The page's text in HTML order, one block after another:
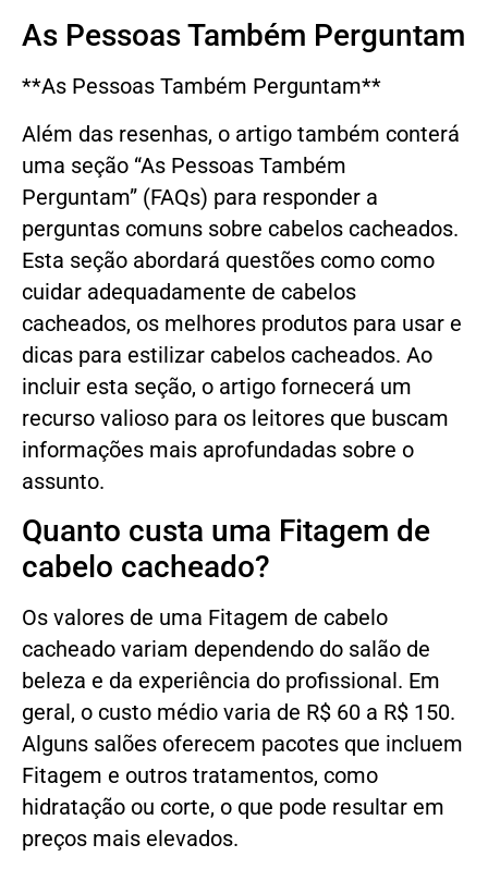
As Pessoas Também Perguntam
**As Pessoas Também Perguntam**
Além das resenhas, o artigo também conterá
uma seção “As Pessoas Também
Perguntam” (FAQs) para responder a
perguntas comuns sobre cabelos cacheados.
Esta seção abordará questões como como
cuidar adequadamente de cabelos
cacheados, os melhores produtos para usar e
dicas para estilizar cabelos cacheados. Ao
incluir esta seção, o artigo fornecerá um
recurso valioso para os leitores que buscam
informações mais aprofundadas sobre o
assunto.
Quanto custa uma Fitagem de
cabelo cacheado?
Os valores de uma Fitagem de cabelo
cacheado variam dependendo do salão de
beleza e da experiência do profissional. Em
geral, o custo médio varia de R$ 60 a R$ 150.
Alguns salões oferecem pacotes que incluem
Fitagem e outros tratamentos, como
hidratação ou corte, o que pode resultar em
preços mais elevados.